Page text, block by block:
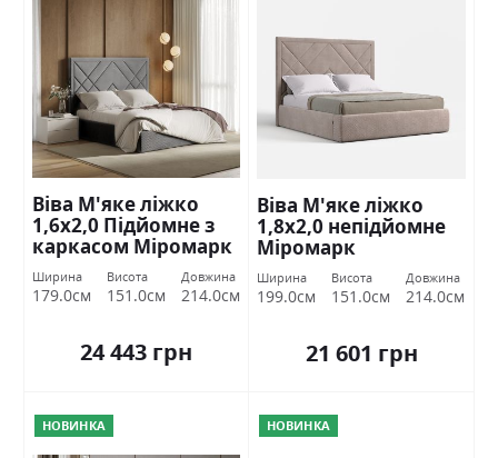
Віва М'яке ліжко
1,6х2,0 Підйомне з
каркасом Міромарк
Ширина
179.0см
Висота
151.0см
Довжина
214.0см
24 443 грн
Віва М'яке ліжко
1,8х2,0 непідйомне
Міромарк
Ширина
199.0см
Висота
151.0см
Довжина
214.0см
21 601 грн
НОВИНКА НОВИНКА